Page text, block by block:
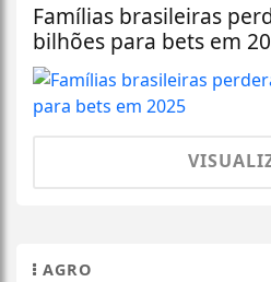
Famílias brasileiras
bilhões para bets em
AGRO